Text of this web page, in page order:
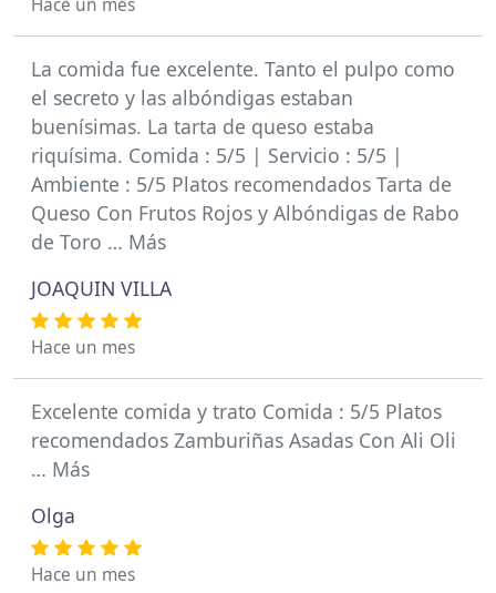
Hace un mes
La comida fue excelente. Tanto el pulpo como
el secreto y las albóndigas estaban
buenísimas. La tarta de queso estaba
riquísima. Comida : 5/5 | Servicio : 5/5 |
Ambiente : 5/5 Platos recomendados Tarta de
Queso Con Frutos Rojos y Albóndigas de Rabo
de Toro … Más
JOAQUIN VILLA
Hace un mes
Excelente comida y trato Comida : 5/5 Platos
recomendados Zamburiñas Asadas Con Ali Oli
… Más
Olga
Hace un mes